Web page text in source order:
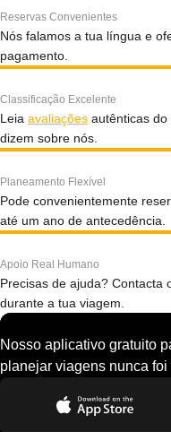
Reservas Convenientes
Nós falamos a tua língua e
pagamento.
Classificação Excelente
Leia avaliações autênticas do
dizem sobre nós.
Planeamento Flexível
Pode convenientemente
até um ano de antecedência.
Apoio Real Humano
Precisas de ajuda? Contacta
durante a tua viagem.
Nosso aplicativo gratuito
planejar viagens nunca foi